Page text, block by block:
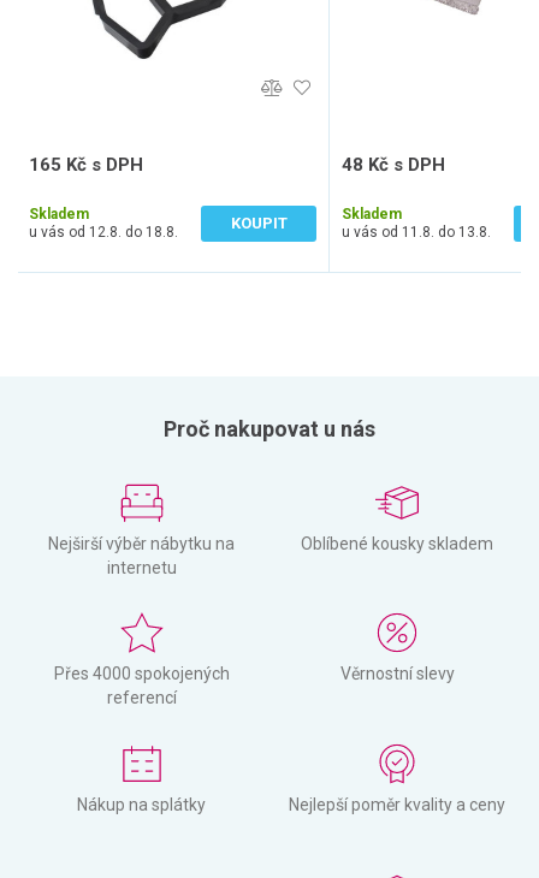
165 Kč s DPH
Skladem
u vás od 12.8. do 18.8.
KOUPIT
48 Kč s DPH
Skladem
u vás od 11.8. do 13.8.
Proč nakupovat u nás
Nejširší výběr nábytku na
internetu
Oblíbené kousky skladem
Přes 4000 spokojených
referencí
Věrnostní slevy
Nákup na splátky Nejlepší poměr kvality a ceny